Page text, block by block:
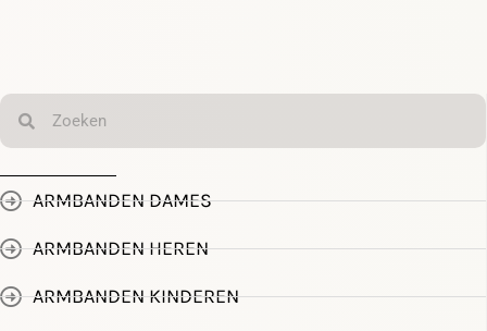
ARMBANDEN DAMES
ARMBANDEN HEREN
ARMBANDEN KINDEREN